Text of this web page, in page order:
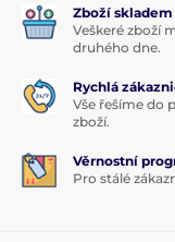
Zboží skladem
Veškeré zboží
druhého dne.
Rychlá
Vše řešíme do
zboží.
Věrnostní
Pro stálé